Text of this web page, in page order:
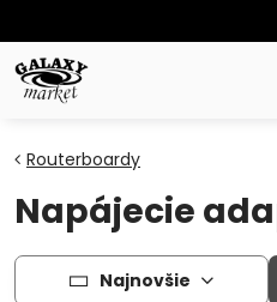
Routerboardy
Napájecie
Najnovšie